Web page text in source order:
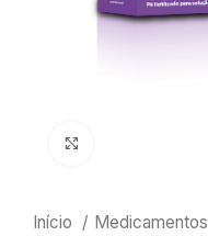
Início
Medicamentos